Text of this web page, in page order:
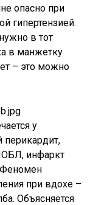
опасно при
гипертензией.
в тот
в манжетку
– это можно
у
перикардит,
инфаркт
Феномен
при вдохе –
Объясняется